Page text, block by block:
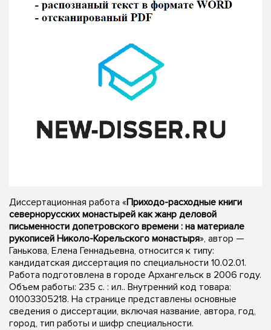
Диссертационная работа «Приходо-расходные книги
севернорусских монастырей как жанр деловой
письменности допетровского времени : на материале
рукописей Николо-Корельского монастыря», автор —
Ганькова, Елена Геннадьевна, относится к типу:
кандидатская диссертация по специальности 10.02.01.
Работа подготовлена в городе Архангельск в 2006 году.
Объем работы: 235 с. : ил.. Внутренний код товара:
01003305218. На странице представлены основные
сведения о диссертации, включая название, автора, год,
город, тип работы и шифр специальности.